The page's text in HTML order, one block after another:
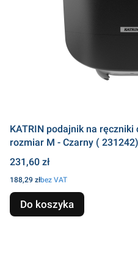
KATRIN podajnik na
rozmiar M - Czarny (
Cena
231,60 zł
Cena
188,29 złbez VAT
Do koszyka